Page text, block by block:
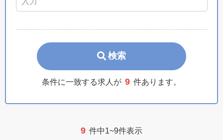
検索
条件に一致する求人が 9 件あります。
9 件中1~9件表示